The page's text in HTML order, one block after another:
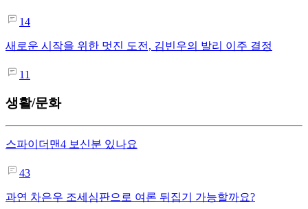
14
새로운 시작을 위한 멋진 도전, 김빈우의 발리 이주 결정
11
생활/문화
스파이더맨4 보신분 있나요
43
과연 차은우 조세심판으로 여론 뒤집기 가능할까요?